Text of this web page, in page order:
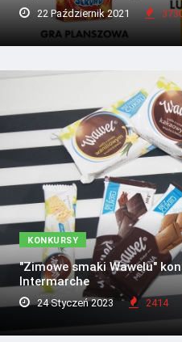
22 Październik 2021
KONKURSY
"Zimowe smaki Wawelu"
Intermarche
24 Styczeń 2023 2414